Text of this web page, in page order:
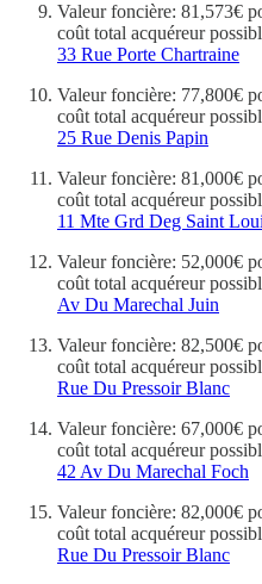
Valeur foncière: 81,573€
coût total acquéreur
33 Rue Porte Chartraine
Valeur foncière: 77,800€
coût total acquéreur
25 Rue Denis Papin
Valeur foncière: 81,000€
coût total acquéreur
11 Mte Grd Deg Saint
Valeur foncière: 52,000€
coût total acquéreur
Av Du Marechal Juin
Valeur foncière: 82,500€
coût total acquéreur
Rue Du Pressoir Blanc
Valeur foncière: 67,000€
coût total acquéreur
42 Av Du Marechal Foch
Valeur foncière: 82,000€
coût total acquéreur
Rue Du Pressoir Blanc